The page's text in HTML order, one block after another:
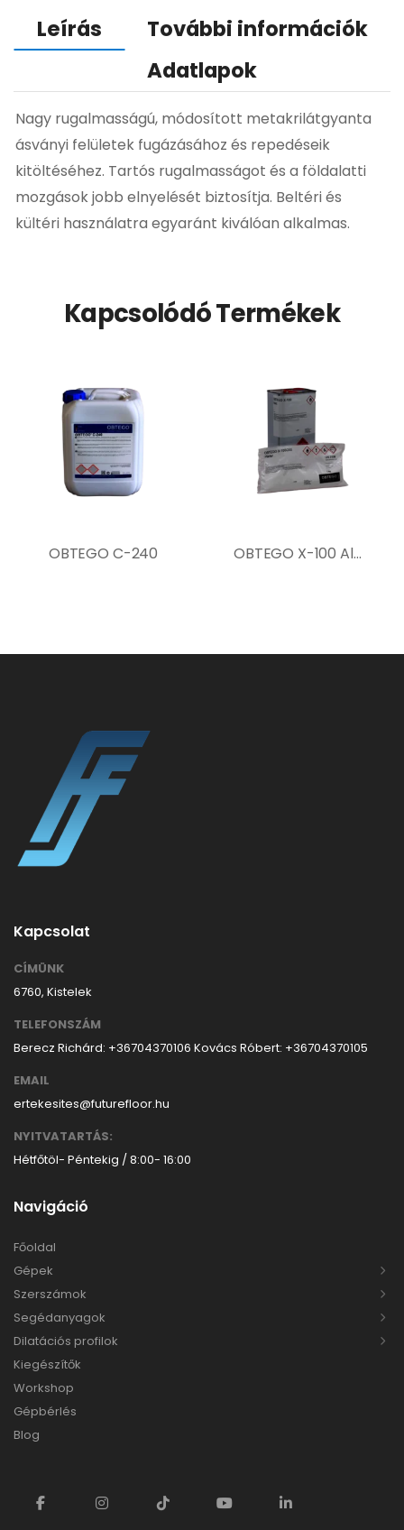
Leírás
További információk
Adatlapok
Nagy rugalmasságú, módosított metakrilátgyanta
ásványi felületek fugázásához és repedéseik
kitöltéséhez. Tartós rugalmasságot és a földalatti
mozgások jobb elnyelését biztosítja. Beltéri és
kültéri használatra egyaránt kiválóan alkalmas.
Kapcsolódó Termékek
OBTEGO C-240 OBTEGO X-100 Alapozó ásványi aljzatokhoz
Kapcsolat
CÍMÜNK
6760, Kistelek
TELEFONSZÁM
Berecz Richárd: +36704370106 Kovács Róbert: +36704370105
EMAIL
ertekesites@futurefloor.hu
NYITVATARTÁS:
Hétfőtöl- Péntekig / 8:00- 16:00
Navigáció
Főoldal
Gépek
Szerszámok
Segédanyagok
Dilatációs profilok
Kiegészítők
Workshop
Gépbérlés
Blog